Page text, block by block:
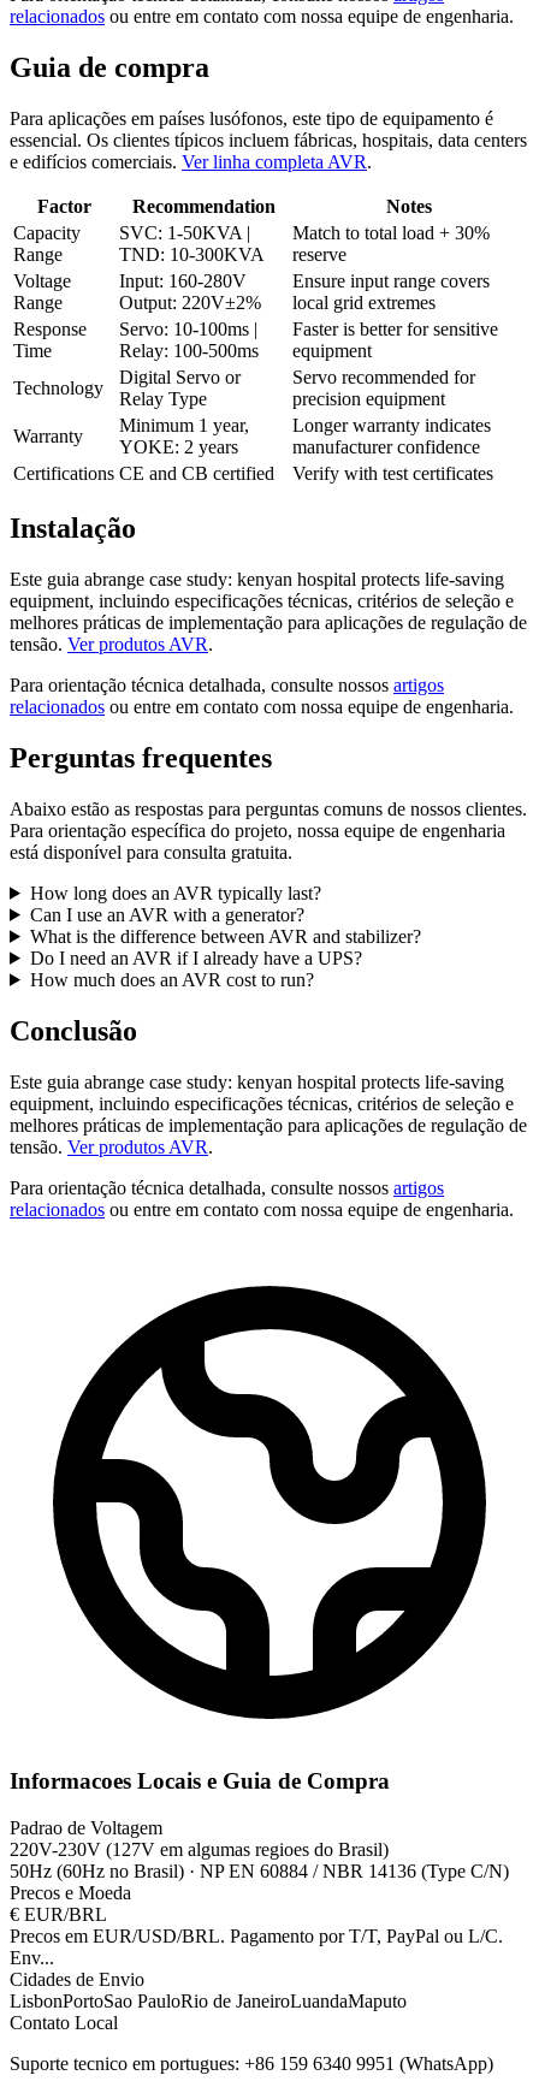
relacionados ou entre em contato com nossa equipe de engenharia.
Guia de compra
Para aplicações em países lusófonos, este tipo de equipamento é
essencial. Os clientes típicos incluem fábricas, hospitais, data centers
e edifícios comerciais. Ver linha completa AVR.
Factor Recommendation
Notes
Capacity
Range
SVC: 1-50KVA |
TND: 10-300KVA
Match to total load + 30%
reserve
Voltage
Range
Input: 160-280V
Output: 220V±2%
Ensure input range covers
local grid extremes
Response
Time
Servo: 10-100ms |
Relay: 100-500ms
Faster is better for sensitive
equipment
Technology
Digital Servo or
Relay Type
Servo recommended for
precision equipment
Warranty
Minimum 1 year,
YOKE: 2 years
Longer warranty indicates
manufacturer confidence
Certifications CE and CB certified Verify with test certificates
Instalação
Este guia abrange case study: kenyan hospital protects life-saving
equipment, incluindo especificações técnicas, critérios de seleção e
melhores práticas de implementação para aplicações de regulação de
tensão. Ver produtos AVR.
Para orientação técnica detalhada, consulte nossos artigos
relacionados ou entre em contato com nossa equipe de engenharia.
Perguntas frequentes
Abaixo estão as respostas para perguntas comuns de nossos clientes.
Para orientação específica do projeto, nossa equipe de engenharia
está disponível para consulta gratuita.
How long does an AVR typically last?
Can I use an AVR with a generator?
What is the difference between AVR and stabilizer?
Do I need an AVR if I already have a UPS?
How much does an AVR cost to run?
Conclusão
Este guia abrange case study: kenyan hospital protects life-saving
equipment, incluindo especificações técnicas, critérios de seleção e
melhores práticas de implementação para aplicações de regulação de
tensão. Ver produtos AVR.
Para orientação técnica detalhada, consulte nossos artigos
relacionados ou entre em contato com nossa equipe de engenharia.
Informacoes Locais e Guia de Compra
Padrao de Voltagem
220V-230V (127V em algumas regioes do Brasil)
50Hz (60Hz no Brasil) · NP EN 60884 / NBR 14136 (Type C/N)
Precos e Moeda
€ EUR/BRL
Precos em EUR/USD/BRL. Pagamento por T/T, PayPal ou L/C.
Env...
Cidades de Envio
LisbonPortoSao PauloRio de JaneiroLuandaMaputo
Contato Local
Suporte tecnico em portugues: +86 159 6340 9951 (WhatsApp)